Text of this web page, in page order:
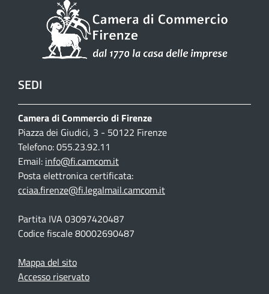
SEDI
Camera di Commercio di Firenze
Piazza dei Giudici, 3 - 50122 Firenze
Telefono: 055.23.92.11
Email: info@fi.camcom.it
Posta elettronica certificata:
cciaa.firenze@fi.legalmail.camcom.it
Partita IVA 03097420487
Codice fiscale 80002690487
Mappa del sito
Accesso riservato